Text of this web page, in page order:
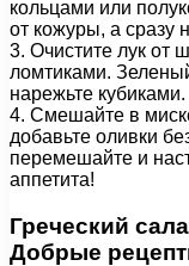
кольцами или
от кожуры, а сразу
3. Очистите лук от
ломтиками.
нарежьте кубиками.
4. Смешайте в
добавьте оливки
перемешайте и
аппетита!
Греческий
Добрые